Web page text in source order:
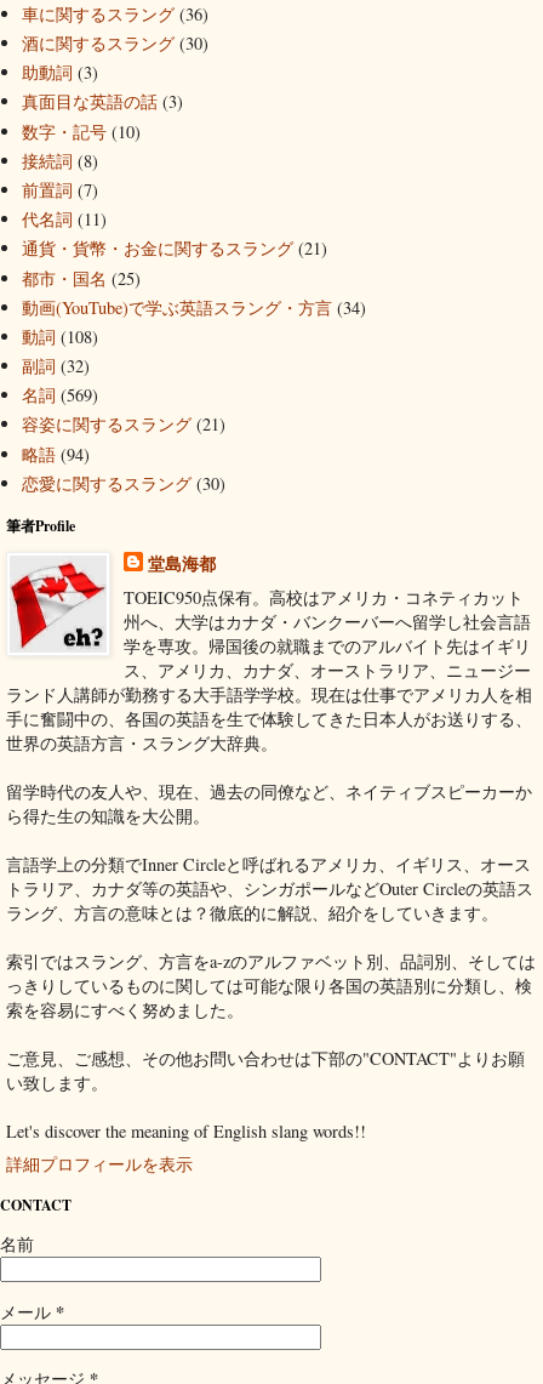
車に関するスラング (36)
酒に関するスラング (30)
助動詞 (3)
真面目な英語の話 (3)
数字・記号 (10)
接続詞 (8)
前置詞 (7)
代名詞 (11)
通貨・貨幣・お金に関するスラング (21)
都市・国名 (25)
動画(YouTube)で学ぶ英語スラング・方言 (34)
動詞 (108)
副詞 (32)
名詞 (569)
容姿に関するスラング (21)
略語 (94)
恋愛に関するスラング (30)
筆者Profile
堂島海都
TOEIC950点保有。高校はアメリカ・コネティカット
州へ、大学はカナダ・バンクーバーへ留学し社会言語
学を専攻。帰国後の就職までのアルバイト先はイギリ
ス、アメリカ、カナダ、オーストラリア、ニュージー
ランド人講師が勤務する大手語学学校。現在は仕事でアメリカ人を相
手に奮闘中の、各国の英語を生で体験してきた日本人がお送りする、
世界の英語方言・スラング大辞典。
留学時代の友人や、現在、過去の同僚など、ネイティブスピーカーか
ら得た生の知識を大公開。
言語学上の分類でInner Circleと呼ばれるアメリカ、イギリス、オース
トラリア、カナダ等の英語や、シンガポールなどOuter Circleの英語ス
ラング、方言の意味とは？徹底的に解説、紹介をしていきます。
索引ではスラング、方言をa-zのアルファベット別、品詞別、そしては
っきりしているものに関しては可能な限り各国の英語別に分類し、検
索を容易にすべく努めました。
ご意見、ご感想、その他お問い合わせは下部の"CONTACT"よりお願
い致します。
Let's discover the meaning of English slang words!!
詳細プロフィールを表示
CONTACT
名前
メール *
メッセージ *